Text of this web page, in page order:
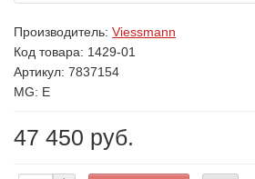
Производитель: Viessmann
Код товара: 1429-01
Артикул: 7837154
MG: E
47 450 руб.